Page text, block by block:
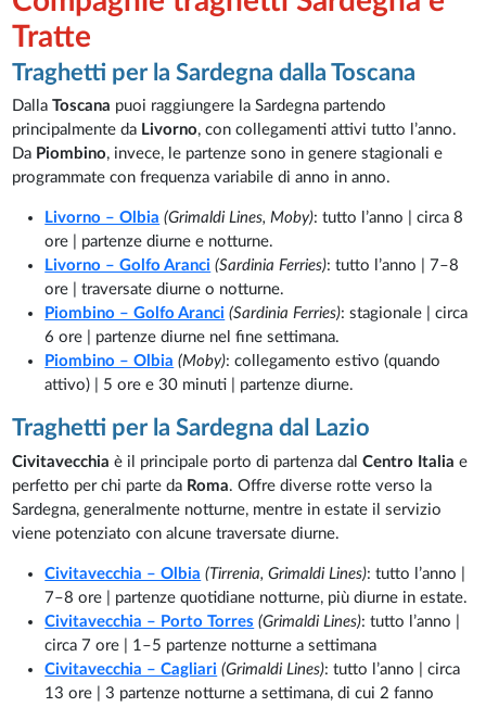
Tratte
Traghetti per la Sardegna dalla Toscana
DallaToscana puoi raggiungere la Sardegna partendo
principalmente da Livorno, con collegamenti attivi tutto l’anno.
Da Piombino, invece, le partenze sono in genere stagionali e
programmate con frequenza variabile di anno in anno.
Livorno – Olbia (Grimaldi Lines, Moby): tutto l’anno | circa 8
ore | partenze diurne e notturne.
Livorno – Golfo Aranci (Sardinia Ferries): tutto l’anno | 7–8
ore | traversate diurne o notturne.
Piombino – Golfo Aranci (Sardinia Ferries): stagionale | circa
6 ore | partenze diurne nel fine settimana.
Piombino – Olbia (Moby): collegamento estivo (quando
attivo) | 5 ore e 30 minuti | partenze diurne.
Traghetti per la Sardegna dal Lazio
Civitavecchia è il principale porto di partenza dalCentro Italia e
perfetto per chi parte da Roma. Offre diverse rotte verso la
Sardegna, generalmente notturne, mentre in estate il servizio
viene potenziato con alcune traversate diurne.
Civitavecchia – Olbia (Tirrenia, Grimaldi Lines): tutto l’anno |
7–8 ore | partenze quotidiane notturne, più diurne in estate.
Civitavecchia – Porto Torres (Grimaldi Lines): tutto l’anno |
circa 7 ore | 1–5 partenze notturne a settimana
Civitavecchia – Cagliari (Grimaldi Lines): tutto l’anno | circa
13 ore | 3 partenze notturne a settimana, di cui 2 fanno